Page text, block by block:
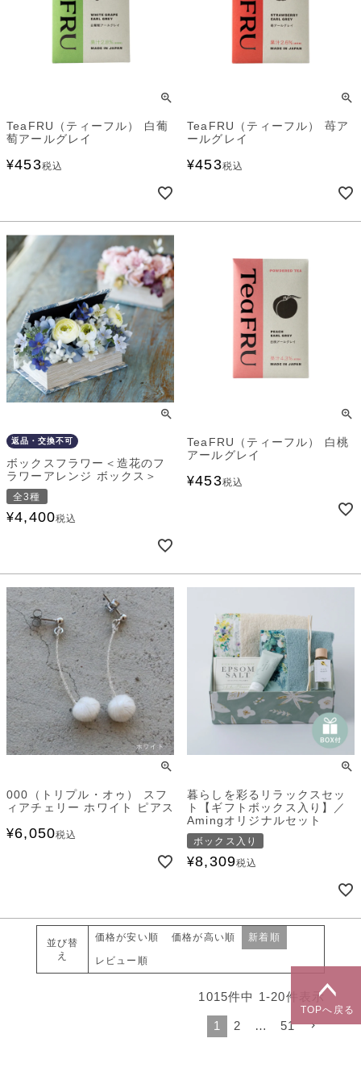
TeaFRU（ティーフル） 白葡
萄アールグレイ
¥453税込
TeaFRU（ティーフル） 苺ア
ールグレイ
¥453税込
返品・交換不可
ボックスフラワー＜造花のフ
ラワーアレンジ ボックス＞
全3種
¥4,400税込
TeaFRU（ティーフル） 白桃
アールグレイ
¥453税込
000（トリプル・オゥ） スフ
ィアチェリー ホワイト ピアス
¥6,050税込
暮らしを彩るリラックスセッ
ト【ギフトボックス入り】／
Amingオリジナルセット
ボックス入り
¥8,309税込
並び替
え
価格が安い順 価格が高い順 新着順
レビュー順
1015件中 1 -20件表示
1 2 … 51
TOPへ戻る